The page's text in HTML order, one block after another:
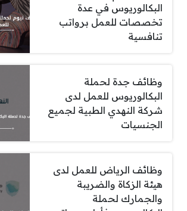
البكالوريوس في عدة
تخصصات للعمل برواتب
تنافسية
وظائف جدة لحملة
البكالوريوس للعمل لدى
شركة النهدي الطبية لجميع
الجنسيات
وظائف الرياض للعمل لدى
هيئة الزكاة والضريبة
والجمارك لحملة